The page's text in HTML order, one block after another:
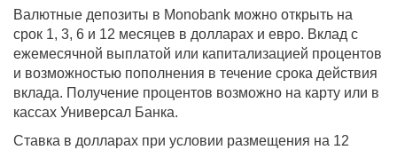
Валютные депозиты в Monobank можно открыть на
срок 1, 3, 6 и 12 месяцев в долларах и евро. Вклад с
ежемесячной выплатой или капитализацией процентов
и возможностью пополнения в течение срока действия
вклада. Получение процентов возможно на карту или в
кассах Универсал Банка.
Ставка в долларах при условии размещения на 12